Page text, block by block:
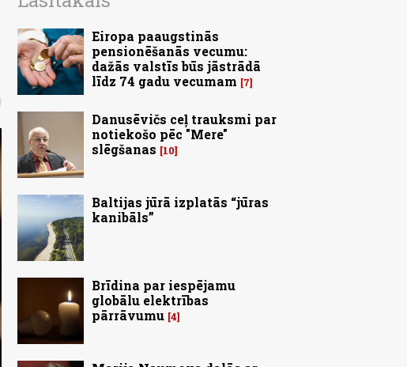
Eiropa paaugstinās
pensionēšanās vecumu:
dažās valstīs būs jāstrādā
līdz 74 gadu vecumam
7
Danusēvičs ceļ trauksmi par
notiekošo pēc "Mere"
slēgšanas
10
Baltijas jūrā izplatās “jūras
kanibāls”
Brīdina par iespējamu
globālu elektrības
pārrāvumu 4